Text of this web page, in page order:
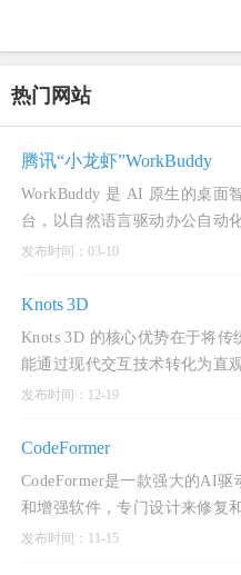
热门网站
腾讯“小龙虾”WorkBuddy
WorkBuddy 是 AI 原生的桌面
台，以自然语言驱动办公自动
令即可完成数据处理、内容创
发布时间：03-10
Knots 3D
Knots 3D 的核心优势在于将传
能通过现代交互技术转化为直
研习的 3D 动态体验，大幅降低
发布时间：12-19
CodeFormer
CodeFormer是一款强大的AI驱
和增强软件，专门设计来修复
旧照片。
发布时间：11-15